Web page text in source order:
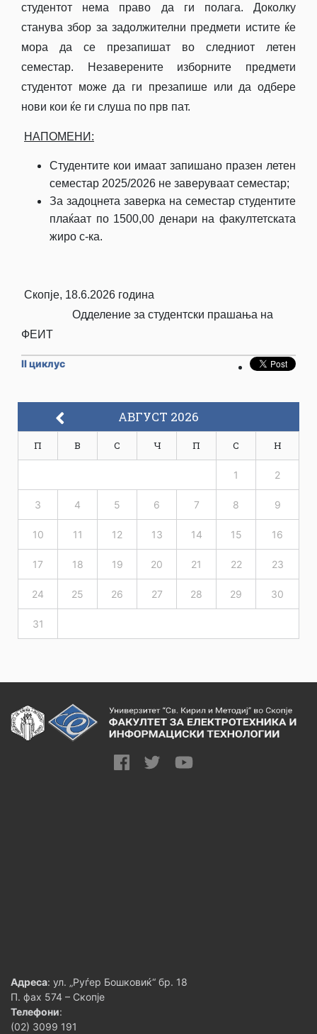
студентот нема право да ги полага. Доколку
станува збор за задолжителни предмети истите ќе
мора да се презапишат во следниот летен
семестар. Незаверените изборните предмети
студентот може да ги презапише или да одбере
нови кои ќе ги слуша по прв пат.
НАПОМЕНИ:
Студентите кои имаат запишано празен летен
семестар 2025/2026 не заверуваат семестар;
За задоцнета заверка на семестар студентите
плаќаат по 1500,00 денари на факултетската
жиро с-ка.
Скопје, 18.6.2026 година
Одделение за студентски прашања на
ФЕИТ
II циклус
АВГУСТ 2026
П В С Ч П С Н
1 2
3 4 5 6 7 8 9
10 11 12 13 14 15 16
17 18 19 20 21 22 23
24 25 26 27 28 29 30
31
Адреса: ул. „Руѓер Бошковиќ“ бр. 18
П. фах 574 – Скопје
Телефони:
(02) 3099 191